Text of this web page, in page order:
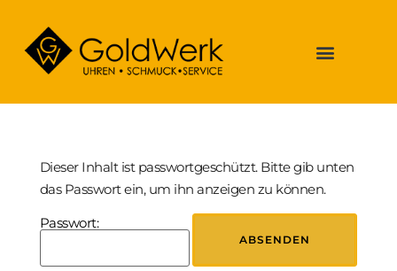
Dieser Inhalt ist passwortgeschützt. Bitte gib unten
das Passwort ein, um ihn anzeigen zu können.
Passwort: